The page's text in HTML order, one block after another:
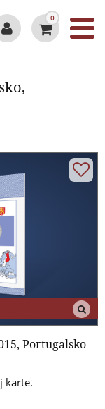
0
Portugalsko
karte.